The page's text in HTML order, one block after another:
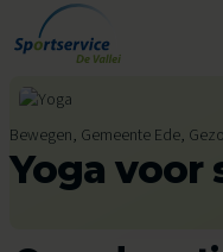
Ga naar de inhoud
Bewegen, Gemeente Ede,
Yoga voor